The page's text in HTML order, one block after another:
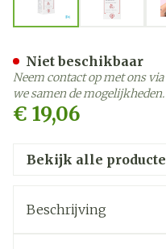
€ 19,06
Niet beschikbaar
Neem contact op met ons
we samen de mogelijkheden.
Bekijk alle
Beschrijving